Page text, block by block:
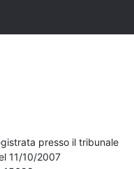
presso il tribunale
11/10/2007